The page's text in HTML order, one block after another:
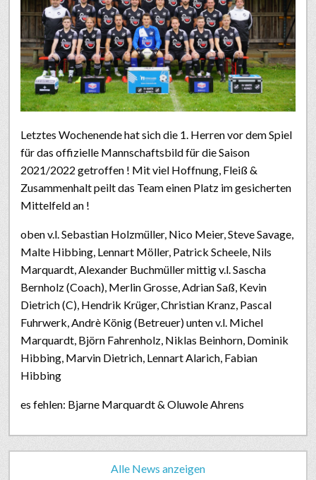
Letztes Wochenende hat sich die 1. Herren vor dem Spiel
für das offizielle Mannschaftsbild für die Saison
2021/2022 getroffen ! Mit viel Hoffnung, Fleiß &
Zusammenhalt peilt das Team einen Platz im gesicherten
Mittelfeld an !
oben v.l. Sebastian Holzmüller, Nico Meier, Steve Savage,
Malte Hibbing, Lennart Möller, Patrick Scheele, Nils
Marquardt, Alexander Buchmüller mittig v.l. Sascha
Bernholz (Coach), Merlin Grosse, Adrian Saß, Kevin
Dietrich (C), Hendrik Krüger, Christian Kranz, Pascal
Fuhrwerk, Andrè König (Betreuer) unten v.l. Michel
Marquardt, Björn Fahrenholz, Niklas Beinhorn, Dominik
Hibbing, Marvin Dietrich, Lennart Alarich, Fabian
Hibbing
es fehlen: Bjarne Marquardt & Oluwole Ahrens
Alle News anzeigen